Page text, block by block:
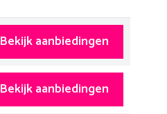
Bekijk aanbiedingen
Bekijk aanbiedingen